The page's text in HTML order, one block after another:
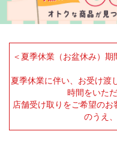
＜夏季休業（お盆休み）
夏季休業に伴い、お受け渡
時間をいた
店舗受け取りをご希望の
のうえ